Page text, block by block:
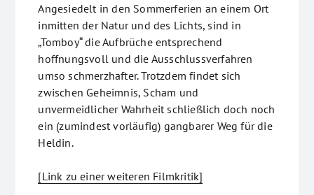
Angesiedelt in den Sommerferien an einem Ort
inmitten der Natur und des Lichts, sind in
„Tomboy“ die Aufbrüche entsprechend
hoffnungsvoll und die Ausschlussverfahren
umso schmerzhafter. Trotzdem findet sich
zwischen Geheimnis, Scham und
unvermeidlicher Wahrheit schließlich doch noch
ein (zumindest vorläufig) gangbarer Weg für die
Heldin.
[Link zu einer weiteren Filmkritik]